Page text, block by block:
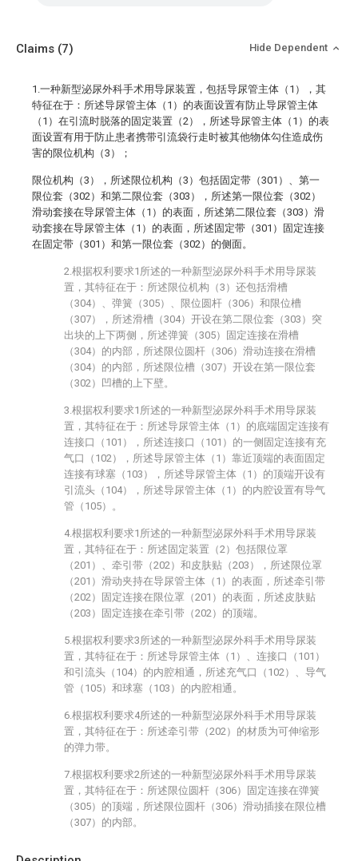
Claims (7) Hide Dependent
1.一种新型泌尿外科手术用导尿装置，包括导尿管主体（1），其
特征在于：所述导尿管主体（1）的表面设置有防止导尿管主体
（1）在引流时脱落的固定装置（2），所述导尿管主体（1）的表
面设置有用于防止患者携带引流袋行走时被其他物体勾住造成伤
害的限位机构（3）；
限位机构（3），所述限位机构（3）包括固定带（301）、第一
限位套（302）和第二限位套（303），所述第一限位套（302）
滑动套接在导尿管主体（1）的表面，所述第二限位套（303）滑
动套接在导尿管主体（1）的表面，所述固定带（301）固定连接
在固定带（301）和第一限位套（302）的侧面。
2.根据权利要求1所述的一种新型泌尿外科手术用导尿装
置，其特征在于：所述限位机构（3）还包括滑槽
（304）、弹簧（305）、限位圆杆（306）和限位槽
（307），所述滑槽（304）开设在第二限位套（303）突
出块的上下两侧，所述弹簧（305）固定连接在滑槽
（304）的内部，所述限位圆杆（306）滑动连接在滑槽
（304）的内部，所述限位槽（307）开设在第一限位套
（302）凹槽的上下壁。
3.根据权利要求1所述的一种新型泌尿外科手术用导尿装
置，其特征在于：所述导尿管主体（1）的底端固定连接有
连接口（101），所述连接口（101）的一侧固定连接有充
气口（102），所述导尿管主体（1）靠近顶端的表面固定
连接有球塞（103），所述导尿管主体（1）的顶端开设有
引流头（104），所述导尿管主体（1）的内腔设置有导气
管（105）。
4.根据权利要求1所述的一种新型泌尿外科手术用导尿装
置，其特征在于：所述固定装置（2）包括限位罩
（201）、牵引带（202）和皮肤贴（203），所述限位罩
（201）滑动夹持在导尿管主体（1）的表面，所述牵引带
（202）固定连接在限位罩（201）的表面，所述皮肤贴
（203）固定连接在牵引带（202）的顶端。
5.根据权利要求3所述的一种新型泌尿外科手术用导尿装
置，其特征在于：所述导尿管主体（1）、连接口（101）
和引流头（104）的内腔相通，所述充气口（102）、导气
管（105）和球塞（103）的内腔相通。
6.根据权利要求4所述的一种新型泌尿外科手术用导尿装
置，其特征在于：所述牵引带（202）的材质为可伸缩形
的弹力带。
7.根据权利要求2所述的一种新型泌尿外科手术用导尿装
置，其特征在于：所述限位圆杆（306）固定连接在弹簧
（305）的顶端，所述限位圆杆（306）滑动插接在限位槽
（307）的内部。